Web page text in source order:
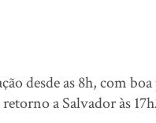
desde as 8h, com
a Salvador às